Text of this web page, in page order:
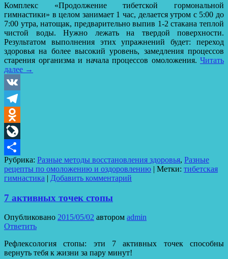
Комплекс «Продолжение тибетской гормональной
гимнастики» в целом занимает 1 час, делается утром с 5:00 до
7:00 утра, натощак, предварительно выпив 1-2 стакана теплой
чистой воды. Нужно лежать на твердой поверхности.
Результатом выполнения этих упражнений будет: переход
здоровья на более высокий уровень, замедления процессов
старения организма и начала процессов омоложения. Читать
далее →
VK
Telegram
Odnoklassniki
LiveJournal
Отправить
Рубрика: Разные методы восстановления здоровья, Разные
рецепты по омоложению и оздоровлению | Метки: тибетская
гимнастика | Добавить комментарий
7 активных точек стопы
Опубликовано 2015/05/02 автором admin
Ответить
Рефлексология стопы: эти 7 активных точек способны
вернуть тебя к жизни за пару минут!